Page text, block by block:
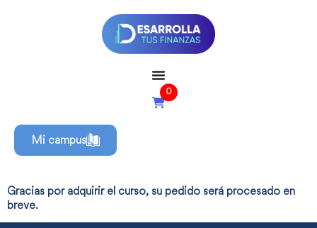
0
Mi campus
Gracias por adquirir el curso, su pedido será procesado en
breve.